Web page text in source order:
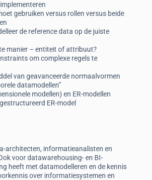
gebruiken versus rollen versus beide
de reference data op de juiste
manier – entiteit of attribuut?
om complexe regels te
van geavanceerde normaalvormen
datamodellen”
modellen) en ER-modellen
ER-model
architecten, informatieanalisten en
voor datawarehousing- en BI-
heeft met datamodelleren en de kennis
over informatiesystemen en